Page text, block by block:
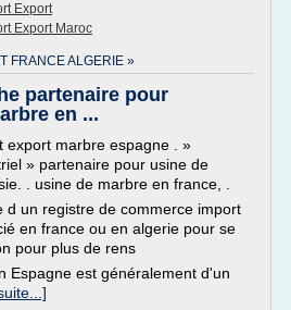
Export
Export Maroc
FRANCE ALGERIE »
partenaire pour
en ...
export marbre espagne . »
» partenaire pour usine de
. usine de marbre en france, .
d un registre de commerce import
en france ou en algerie pour se
pour plus de rens
Espagne est généralement d'un